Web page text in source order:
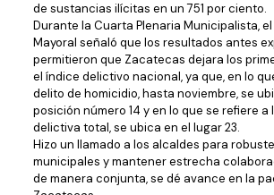
de sustancias ilícitas en un 751 por ciento.
Durante la Cuarta Plenaria Municipalista,
Mayoral señaló que los resultados antes
permitieron que Zacatecas dejara los
el índice delictivo nacional, ya que, en lo
delito de homicidio, hasta noviembre, se
posición número 14 y en lo que se refiere a
delictiva total, se ubica en el lugar 23.
Hizo un llamado a los alcaldes para
municipales y mantener estrecha
de manera conjunta, se dé avance en la